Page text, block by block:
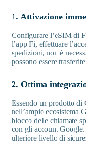
1. Attivazione
Configurare l’eSIM di
l’app Fi, effettuare
spedizioni, non è
possono essere
2. Ottima
Essendo un prodotto di
nell’ampio ecosistema
blocco delle chiamate
con gli account
ulteriore livello di